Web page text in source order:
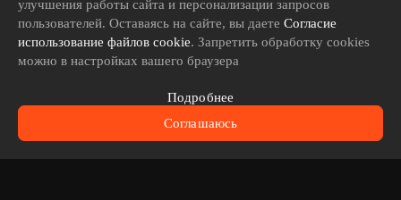
ЖК Вереск 2023
улучшения работы сайта и персонализации запросов
пользователей. Оставаясь на сайте, вы даете Согласие
использование файлов cookie. Запретить обработку cookies
можно в настройках вашего браузера
Подробнее
Соглашаюсь